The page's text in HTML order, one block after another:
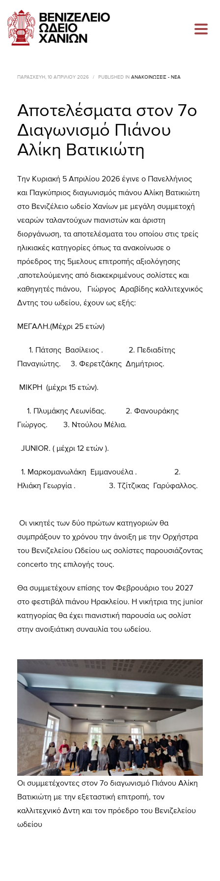
ΠΑΡΑΣΚΕΥΉ, 10 ΑΠΡΙΛΊΟΥ 2026 / PUBLISHED IN ΑΝΑΚΟΙΝΏΣΕΙΣ - ΝΈΑ
Αποτελέσματα στον 7ο
Διαγωνισμό Πιάνου
Αλίκη Βατικιώτη
Την Κυριακή 5 Απριλίου 2026 έγινε ο Πανελλήνιος
και Παγκύπριος διαγωνισμός πιάνου Αλίκη Βατικιώτη
στο Βενιζέλειο ωδείο Χανίων με μεγάλη συμμετοχή
νεαρών ταλαντούχων πιανιστών και άριστη
διοργάνωση, τα αποτελέσματα του οποίου στις τρείς
ηλικιακές κατηγορίες όπως τα ανακοίνωσε ο
πρόεδρος της 5μελους επιτροπής αξιολόγησης
,αποτελούμενης από διακεκριμένους σολίστες και
καθηγητές πιάνου, Γιώργος Αραβίδης καλλιτεχνικός
Δντης του ωδείου, έχουν ως εξής:
ΜΕΓΑΛΗ.(Μέχρι 25 ετών)
1. Πάτσης Βασίλειος . 2. Πεδιαδίτης
Παναγιώτης. 3. Φερετζάκης Δημήτριος.
ΜΙΚΡΗ (μέχρι 15 ετών).
1. Πλυμάκης Λεωνίδας. 2. Φανουράκης
Γιώργος. 3. Ντούλου Μέλια.
JUNIOR. ( μέχρι 12 ετών ).
1. Μαρκομανωλάκη Εμμανουέλα . 2.
Ηλιάκη Γεωργία . 3. Τζίτζικας Γαρύφαλλος.
Οι νικητές των δύο πρώτων κατηγοριών θα
συμπράξουν το χρόνου την άνοιξη με την Ορχήστρα
του Βενιζελείου Ωδείου ως σολίστες παρουσιάζοντας
concerto της επιλογής τους.
Θα συμμετέχουν επίσης τον Φεβρουάριο του 2027
στο φεστιβάλ πιάνου Ηρακλείου. Η νικήτρια της junior
κατηγορίας θα έχει πιανιστική παρουσία ως σολίστ
στην ανοιξιάτικη συναυλία του ωδείου.
Οι συμμετέχοντες στον 7ο διαγωνισμό Πιάνου Αλίκη
Βατικιώτη με την εξεταστική επιτροπή, τον
καλλιτεχνικό Δντη και τον πρόεδρο του Βενιζελείου
ωδείου